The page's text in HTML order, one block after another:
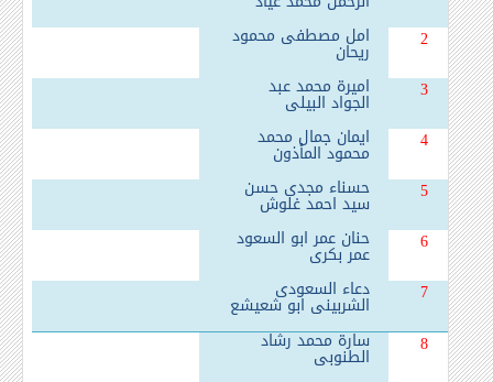
2
امل مصطفى محمود
ريحان
3
اميرة محمد عبد
الجواد البيلى
4
ايمان جمال محمد
محمود المأذون
5
حسناء مجدى حسن
سيد احمد غلوش
6
حنان عمر ابو السعود
عمر بكرى
7
دعاء السعودى
الشربينى ابو شعيشع
8
سارة محمد رشاد
الطنوبى